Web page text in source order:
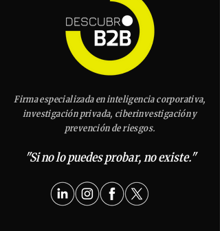
Firma especializada en inteligencia corporativa,
investigación privada, ciberinvestigación y
prevención de riesgos.
"Si no lo puedes probar, no existe."